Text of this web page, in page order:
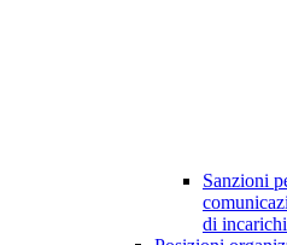
Sanzioni
di